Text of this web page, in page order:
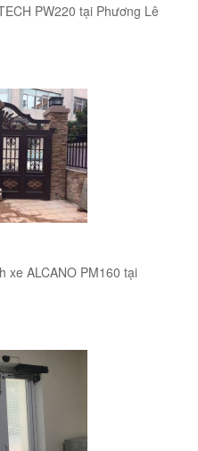
PW220 tại Phương Lê
xe ALCANO PM160 tại